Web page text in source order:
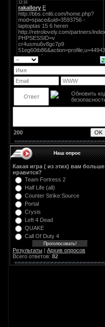
200
Наш опрос
Какая игра ( из этих) вам больше
нравится?
Team Fortress 2
Half Life (all)
Counter Strike:Source
Portal
Crysis
Left 4 Dead
QUAKE
Call Of Duty 4
Результаты | Архив опросов
Всего ответов: 82